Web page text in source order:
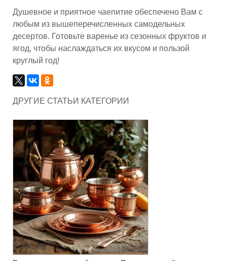
Душевное и приятное чаепитие обеспечено Вам с
любым из вышеперечисленных самодельных
десертов. Готовьте варенье из сезонных фруктов и
ягод, чтобы наслаждаться их вкусом и пользой
круглый год!
ДРУГИЕ СТАТЬИ КАТЕГОРИИ